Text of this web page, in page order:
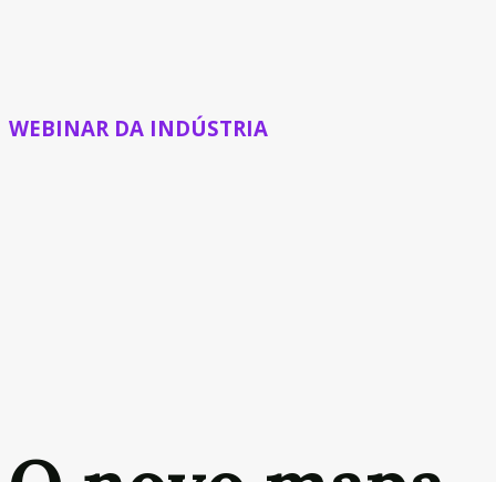
WEBINAR DA INDÚSTRIA